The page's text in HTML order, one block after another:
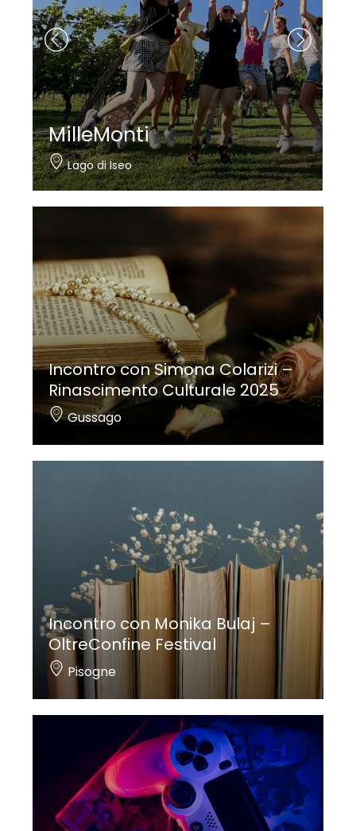
Nautica Bertelli
Paratico
Incontro con Simona Colarizi –
Rinascimento Culturale 2025
Gussago
Incontro con Monika Bulaj –
OltreConfine Festival
Pisogne